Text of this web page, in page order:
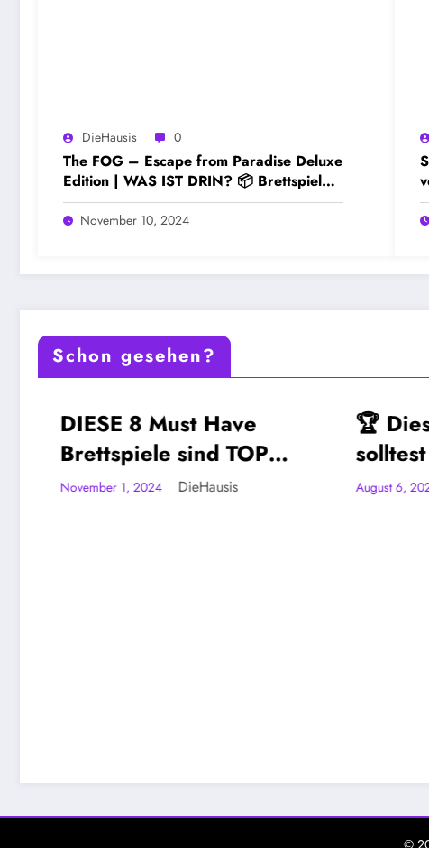
DieHausis 0
The FOG – Escape from Paradise Deluxe
Edition | WAS IST DRIN? 📦 Brettspiel
auspacken
November 10, 2024
Schon gesehen?
MUST-HAVE-BRETTSPIELE
DIESE 8 Must Have
Brettspiele sind TOP
[Community Video-
November 1, 2024 DieHausis
MUST-HAVE-
🏆 Diese
solltest
August 6, 2024
©